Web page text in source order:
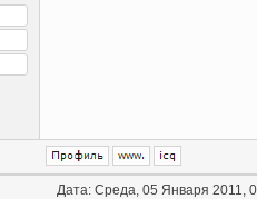
Дата: Среда, 05 Января 2011,